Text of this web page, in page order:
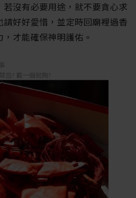
若沒有必要用途，就不要貪心求
請好好愛惜，並定時回廟裡過香
，才能確保神明護佑。
忌? 戴一個就夠?